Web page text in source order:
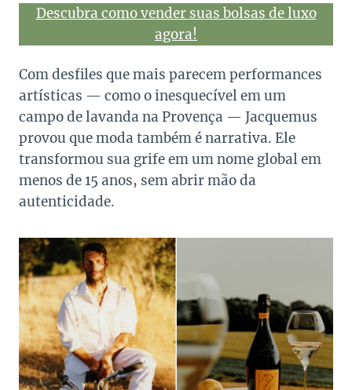
Descubra como vender suas bolsas de luxo
agora!
Com desfiles que mais parecem performances
artísticas — como o inesquecível em um
campo de lavanda na Provença — Jacquemus
provou que moda também é narrativa. Ele
transformou sua grife em um nome global em
menos de 15 anos, sem abrir mão da
autenticidade.